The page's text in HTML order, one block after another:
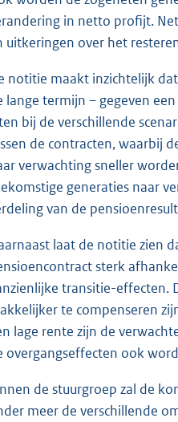
in netto profijt.
uitkeringen over het
notitie maakt inzichtelijk
lange termijn – gegeven
bij de verschillende
de contracten, waarbij
verwachting sneller
generaties naar
van de
laat de notitie zien
sterk
transitie-effecten.
te compenseren
lage rente zijn de
overgangseffecten ook
de stuurgroep zal de
meer de verschillende